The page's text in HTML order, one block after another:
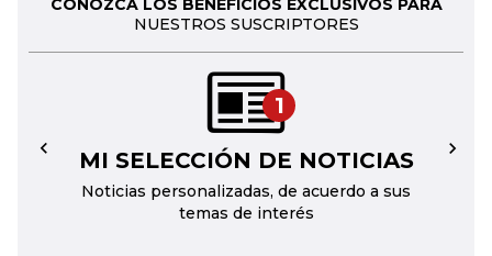
CONOZCA LOS BENEFICIOS EXCLUSIVOS PARA
NUESTROS SUSCRIPTORES
1
MI SELECCIÓN DE NOTICIAS
Noticias personalizadas, de acuerdo a sus
temas de interés
← →